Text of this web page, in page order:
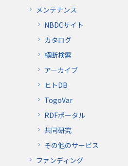
メンテナンス
NBDCサイト
カタログ
横断検索
アーカイブ
ヒトDB
TogoVar
RDFポータル
共同研究
その他のサービス
ファンディング